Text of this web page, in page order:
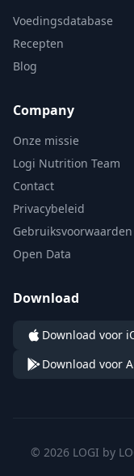
Voedingsdatabase
Recepten
Blog
Company
Onze missie
Logi Nutrition Team
Contact
Privacybeleid
Gebruiksvoorwaarden
Open Data
Download
Download voor
Download voor
© 2026 LOGI by